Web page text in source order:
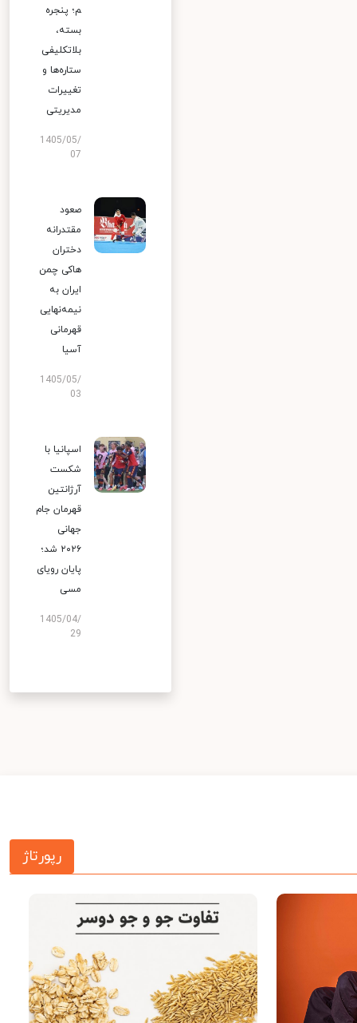
م؛ پنجره
بسته،
بلاتکلیفی
ستاره‌ها و
تغییرات
مدیریتی
1405/05/
07
صعود
مقتدرانه
دختران
هاکی چمن
ایران به
نیمه‌نهایی
قهرمانی
آسیا
1405/05/
03
اسپانیا با
شکست
آرژانتین
قهرمان جام
جهانی
۲۰۲۶ شد؛
پایان رویای
مسی
1405/04/
29
رپورتاژ